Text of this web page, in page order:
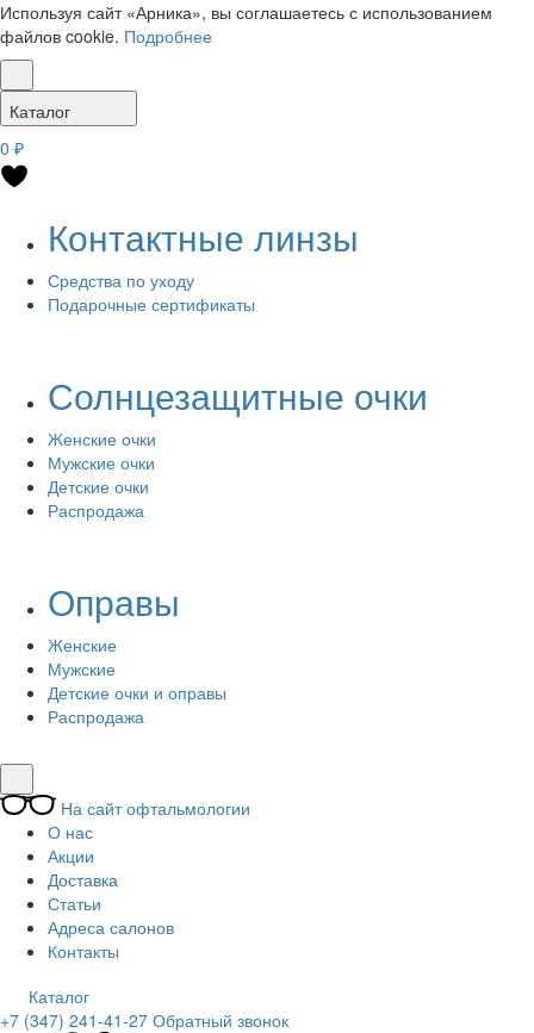
Используя сайт «Арника», вы соглашаетесь с использованием
файлов cookie. Подробнее
Каталог
0 ₽
Контактные линзы
Средства по уходу
Подарочные сертификаты
Солнцезащитные очки
Женские очки
Мужские очки
Детские очки
Распродажа
Оправы
Женские
Мужские
Детские очки и оправы
Распродажа
На сайт офтальмологии
О нас
Акции
Доставка
Статьи
Адреса салонов
Контакты
Каталог
+7 (347) 241-41-27 Обратный звонок